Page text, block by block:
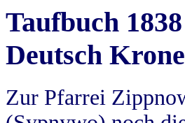
Taufbuch
Deutsch Krone
Zur Pfarrei